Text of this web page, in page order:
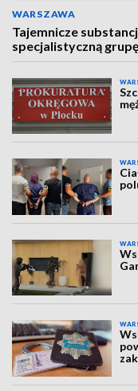
WARSZAWA
Tajemnicze
specjalistyczną